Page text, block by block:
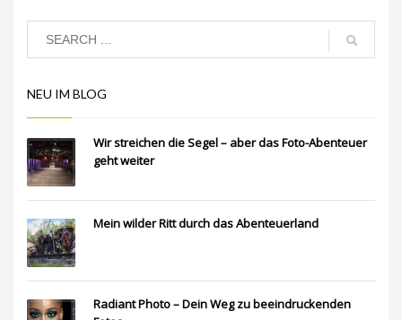
NEU IM BLOG
Wir streichen die Segel – aber das Foto-Abenteuer
geht weiter
Mein wilder Ritt durch das Abenteuerland
Radiant Photo – Dein Weg zu beeindruckenden